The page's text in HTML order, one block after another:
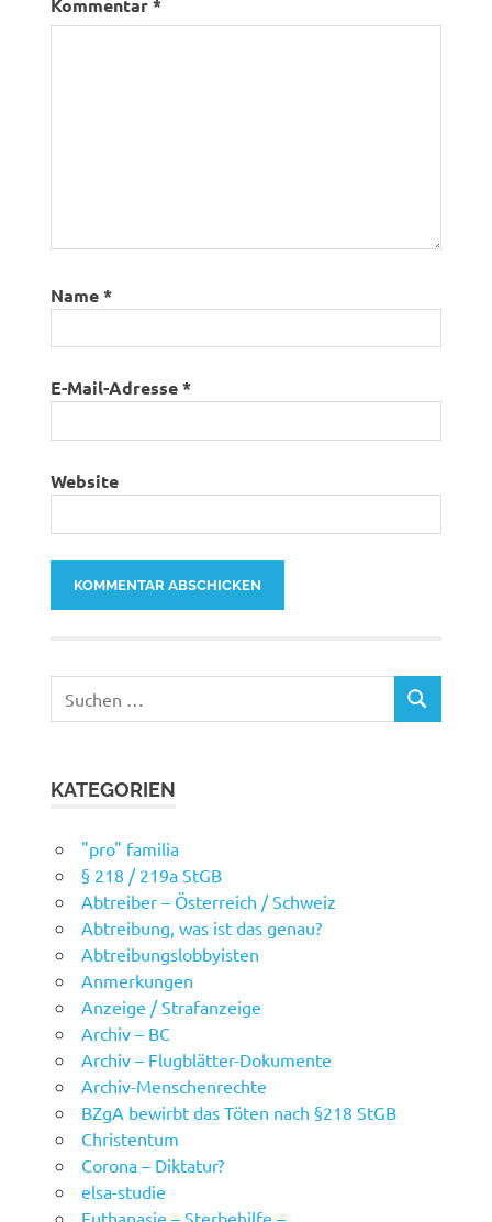
Kommentar*
Name*
E-Mail-Adresse*
Website
nach:
SUCHEN
KATEGORIEN
"pro" familia
§ 218 / 219a StGB
Abtreiber – Österreich / Schweiz
Abtreibung, was ist das genau?
Abtreibungslobbyisten
Anmerkungen
Anzeige / Strafanzeige
Archiv – BC
Archiv – Flugblätter-Dokumente
Archiv-Menschenrechte
BZgA bewirbt das Töten nach §218 StGB
Christentum
Corona – Diktatur?
elsa-studie